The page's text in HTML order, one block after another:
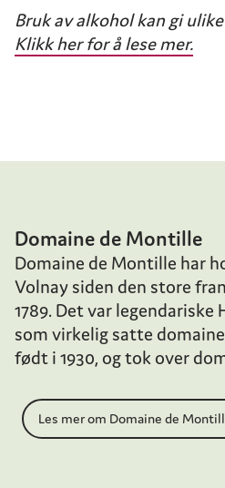
Bruk av alkohol kan gi
Klikk her for å lese mer.
Domaine de Montille
Domaine de Montille har
Volnay siden den store
1789. Det var
som virkelig satte
født i 1930, og tok over
personlighet har satt sine
domainets stil og viner.
Les mer om Domaine de